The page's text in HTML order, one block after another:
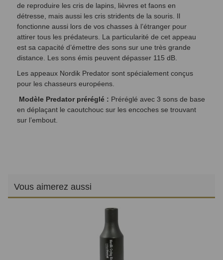
de reproduire les cris de lapins, lièvres et faons en
détresse, mais aussi les cris stridents de la souris. Il
fonctionne aussi lors de vos chasses à l’étranger pour
attirer tous les prédateurs. La particularité de cet appeau
est sa capacité d’émettre des sons sur une très grande
distance. Les sons émis peuvent dépasser 115 dB.
Les appeaux Nordik Predator sont spécialement conçus
pour les chasseurs européens.
Modèle Predator préréglé : Préréglé avec 3 sons de base
en déplaçant le caoutchouc sur les encoches se trouvant
sur l’embout.
Vous aimerez aussi